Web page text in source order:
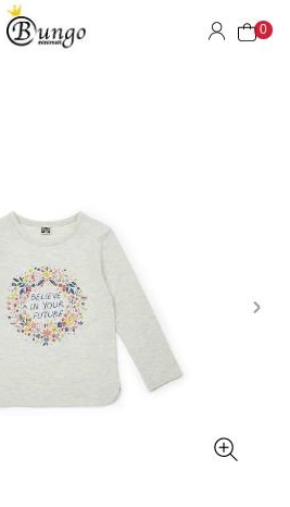
0
next